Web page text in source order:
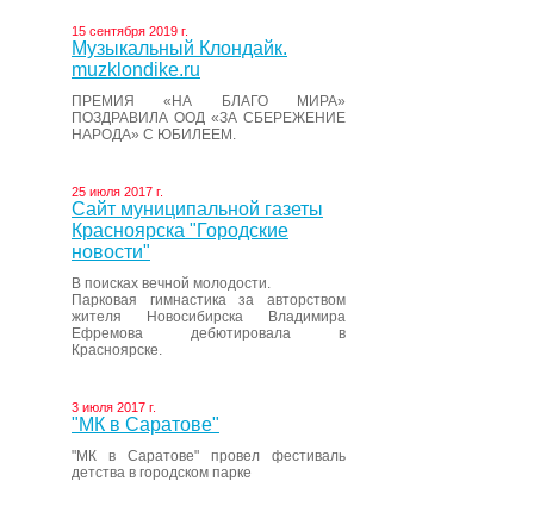
15 сентября 2019 г.
Музыкальный Клондайк.
muzklondike.ru
ПРЕМИЯ «НА БЛАГО МИРА»
ПОЗДРАВИЛА ООД «ЗА СБЕРЕЖЕНИЕ
НАРОДА» С ЮБИЛЕЕМ.
25 июля 2017 г.
Сайт муниципальной газеты
Красноярска "Городские
новости"
В поисках вечной молодости.
Парковая гимнастика за авторством
жителя Новосибирска Владимира
Ефремова дебютировала в
Красноярске.
3 июля 2017 г.
"МК в Саратове"
"МК в Саратове" провел фестиваль
детства в городском парке